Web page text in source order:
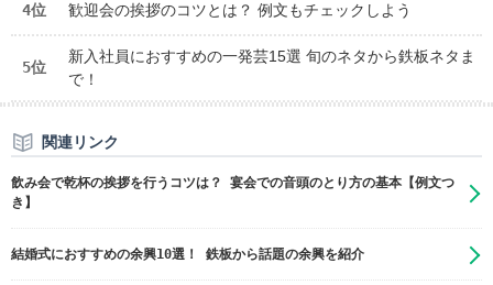
4位 歓迎会の挨拶のコツとは？ 例文もチェックしよう
5位
新入社員におすすめの一発芸15選 旬のネタから鉄板ネタま
で！
関連リンク
飲み会で乾杯の挨拶を行うコツは？ 宴会での音頭のとり方の基本【例文つ
き】
結婚式におすすめの余興10選！ 鉄板から話題の余興を紹介